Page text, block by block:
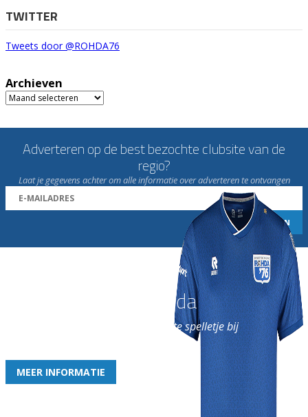
TWITTER
Tweets door @ROHDA76
Archieven
Archieven
Adverteren op de best bezochte clubsite van de
regio?
Laat je gegevens achter om alle informatie over adverteren te ontvangen
Word nu lid van Rohda
en geniet iedere week van het leukste spelletje bij
MEER INFORMATIE